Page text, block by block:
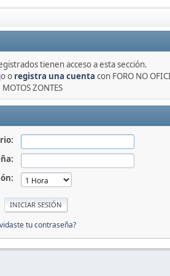
tienen acceso a esta sección.
o registra una cuenta con FORO NO
MOTOS ZONTES
tu contraseña?